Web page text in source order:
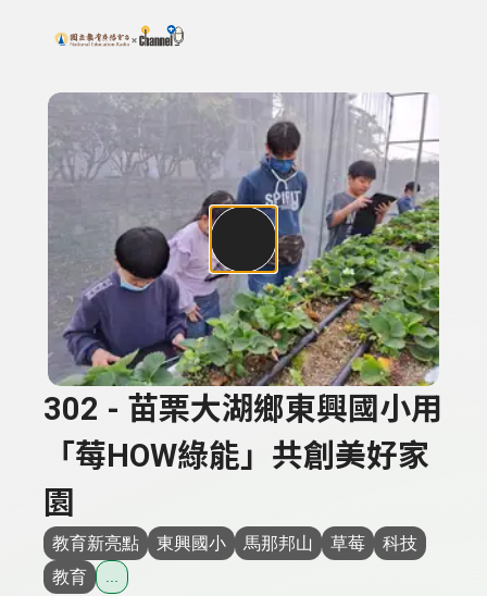
上方功能區塊
搜尋關鍵字：可輸入節目名稱、主持人或關鍵字
302 - 苗栗大湖鄉東興國小用
「莓HOW綠能」共創美好家
園
教育新亮點 東興國小 馬那邦山 草莓
科技
教育